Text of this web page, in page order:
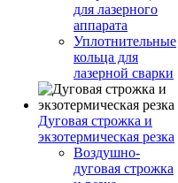
для лазерного
аппарата
Уплотнительные
кольца для
лазерной сварки
Дуговая строжка и
экзотермическая резка
Воздушно-
дуговая строжка